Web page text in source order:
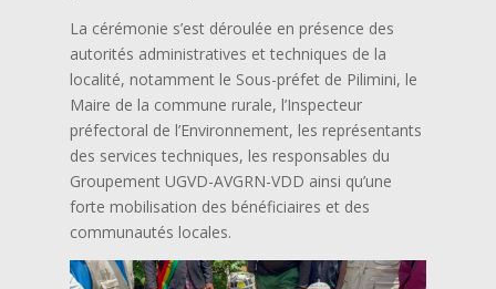
La cérémonie s’est déroulée en présence des
autorités administratives et techniques de la
localité, notamment le Sous-préfet de Pilimini, le
Maire de la commune rurale, l’Inspecteur
préfectoral de l’Environnement, les représentants
des services techniques, les responsables du
Groupement UGVD-AVGRN-VDD ainsi qu’une
forte mobilisation des bénéficiaires et des
communautés locales.